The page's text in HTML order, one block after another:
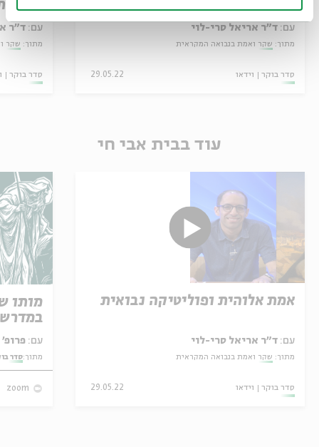
עם: ד"ר אריאל סרי-לוי
מתוך: שקר ואמת בנבואה המקראית
סדר בוקר וידאו 29.05.22
עם: ד"ר
מתוך: שקר
סדר בוקר
עוד בבית אבי חי
אמת אלוהית ופוליטיקה נבואית
עם: ד"ר אריאל סרי-לוי
מתוך: שקר ואמת בנבואה המקראית
סדר בוקר וידאו 29.05.22
מותו
עם: פרופ' אביגדור שנאן
מתוך:סדר
zoom